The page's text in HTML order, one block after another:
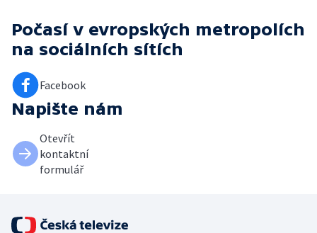
Počasí v evropských metropolích
na sociálních sítích
Facebook
Napište nám
Otevřít
kontaktní
formulář